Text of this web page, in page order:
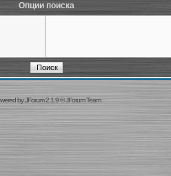
Опции поиска
byJForum 2.1.9©JForum Team